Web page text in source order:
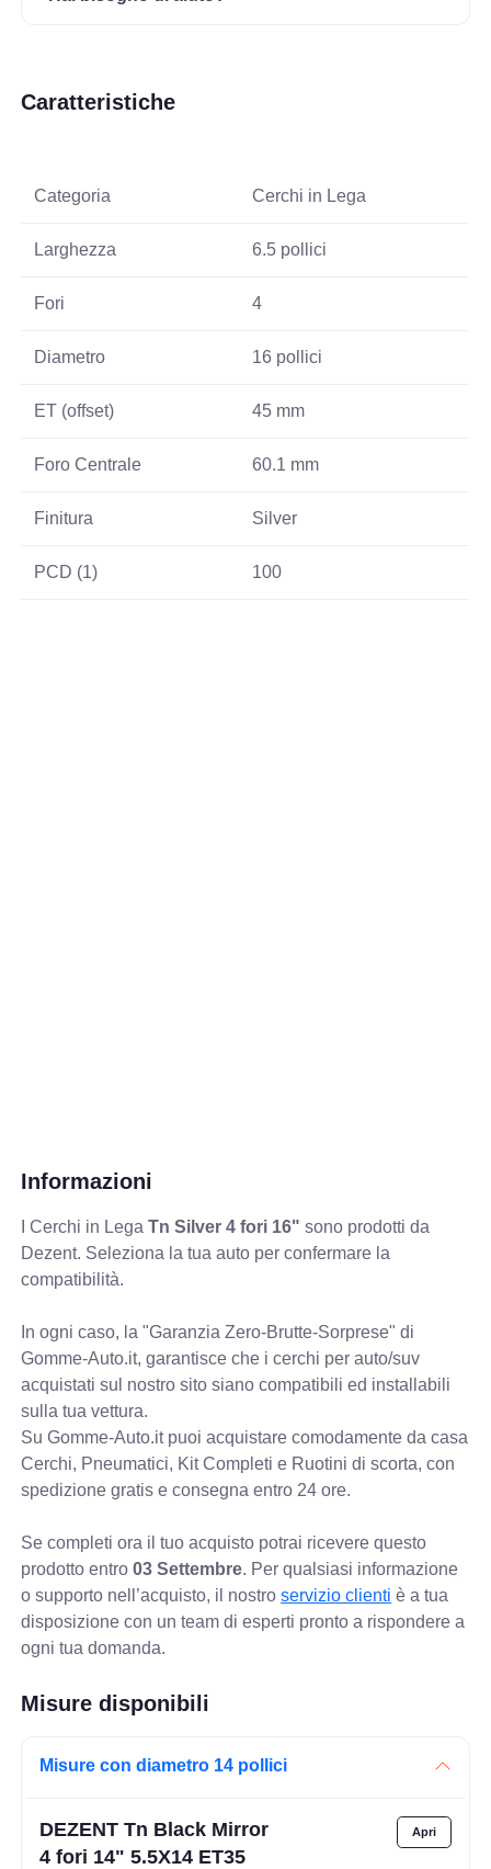
Caratteristiche
Categoria Cerchi in Lega
Larghezza 6.5 pollici
Fori 4
Diametro 16 pollici
ET (offset) 45 mm
Foro Centrale 60.1 mm
Finitura Silver
PCD (1) 100
Informazioni
I Cerchi in LegaTn Silver 4 fori 16" sono prodotti da
Dezent. Seleziona la tua auto per confermare la
compatibilità.
In ogni caso, la "Garanzia Zero-Brutte-Sorprese" di
Gomme-Auto.it, garantisce che i cerchi per auto/suv
acquistati sul nostro sito siano compatibili ed installabili
sulla tua vettura.
Su Gomme-Auto.it puoi acquistare comodamente da casa
Cerchi, Pneumatici, Kit Completi e Ruotini di scorta, con
spedizione gratis e consegna entro 24 ore.
Se completi ora il tuo acquisto potrai ricevere questo
prodotto entro03 Settembre. Per qualsiasi informazione
o supporto nell’acquisto, il nostroservizio clienti è a tua
disposizione con un team di esperti pronto a rispondere a
ogni tua domanda.
Misure disponibili
Misure con diametro 14 pollici
DEZENT Tn Black Mirror
4 fori 14" 5.5X14 ET35